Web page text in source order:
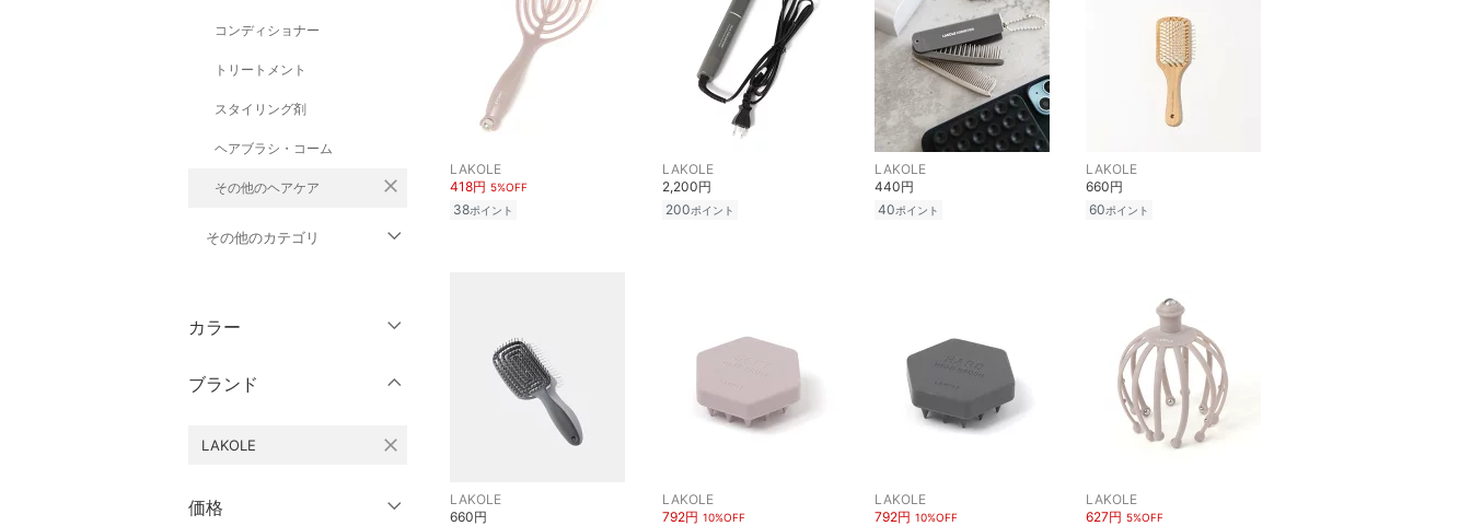
コンディショナー
トリートメント
スタイリング剤
ヘアブラシ・コーム
その他のヘアケア close
その他のカテゴリ
パンツ
ワンピース・ドレス
スカート
カラー
ブランド
LAKOLE close
価格
LAKOLE
418円 5%OFF
38ポイント
LAKOLE
2,200円
200ポイント
LAKOLE
440円
40ポイント
LAKOLE
660円
60ポイント
LAKOLE
660円
LAKOLE
792円 10%OFF
LAKOLE
792円 10%OFF
LAKOLE
627円 5%OFF